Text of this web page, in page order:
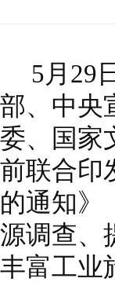
5月29
部、中央
委、国家
前联合印
的通知》
源调查、
丰富工业